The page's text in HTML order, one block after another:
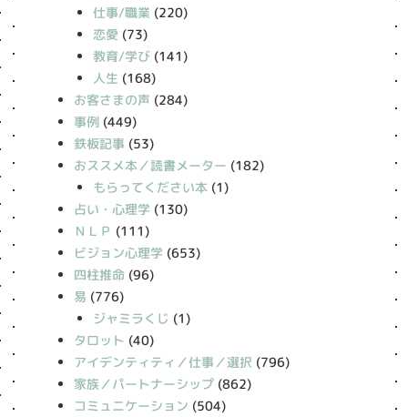
仕事/職業 (220)
恋愛 (73)
教育/学び(141)
人生 (168)
お客さまの声 (284)
事例 (449)
鉄板記事 (53)
おススメ本／読書メーター (182)
もらってください本(1)
占い・心理学 (130)
ＮＬＰ (111)
ビジョン心理学 (653)
四柱推命 (96)
易 (776)
ジャミラくじ (1)
タロット (40)
アイデンティティ／仕事／選択 (796)
家族／パートナーシップ (862)
コミュニケーション (504)